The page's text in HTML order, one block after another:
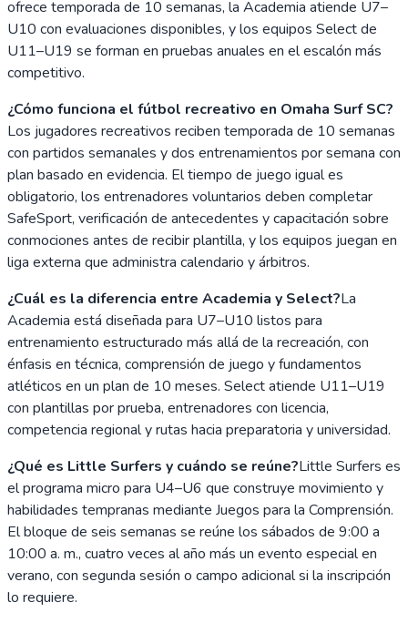
ofrece temporada de 10 semanas, la Academia atiende U7–
U10 con evaluaciones disponibles, y los equipos Select de
U11–U19 se forman en pruebas anuales en el escalón más
competitivo.
¿Cómo funciona el fútbol recreativo en Omaha Surf SC?
Los jugadores recreativos reciben temporada de 10 semanas
con partidos semanales y dos entrenamientos por semana con
plan basado en evidencia. El tiempo de juego igual es
obligatorio, los entrenadores voluntarios deben completar
SafeSport, verificación de antecedentes y capacitación sobre
conmociones antes de recibir plantilla, y los equipos juegan en
liga externa que administra calendario y árbitros.
¿Cuál es la diferencia entre Academia y Select?La
Academia está diseñada para U7–U10 listos para
entrenamiento estructurado más allá de la recreación, con
énfasis en técnica, comprensión de juego y fundamentos
atléticos en un plan de 10 meses. Select atiende U11–U19
con plantillas por prueba, entrenadores con licencia,
competencia regional y rutas hacia preparatoria y universidad.
¿Qué es Little Surfers y cuándo se reúne?Little Surfers es
el programa micro para U4–U6 que construye movimiento y
habilidades tempranas mediante Juegos para la Comprensión.
El bloque de seis semanas se reúne los sábados de 9:00 a
10:00 a. m., cuatro veces al año más un evento especial en
verano, con segunda sesión o campo adicional si la inscripción
lo requiere.